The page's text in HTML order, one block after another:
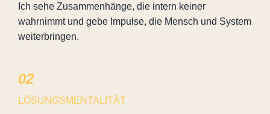
Ich sehe Zusammenhänge, die intern keiner
wahrnimmt und gebe Impulse, die Mensch und System
weiterbringen.
02
LÖSUNGSMENTALITÄT